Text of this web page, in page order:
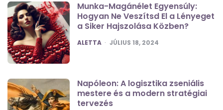
Munka-Magánélet Egyensúly:
Hogyan Ne Veszítsd El a Lényeget
a Siker Hajszolása Közben?
POSTED
ALETTA JÚLIUS 18, 2024
Napóleon: A logisztika zseniális
mestere és a modern stratégiai
tervezés